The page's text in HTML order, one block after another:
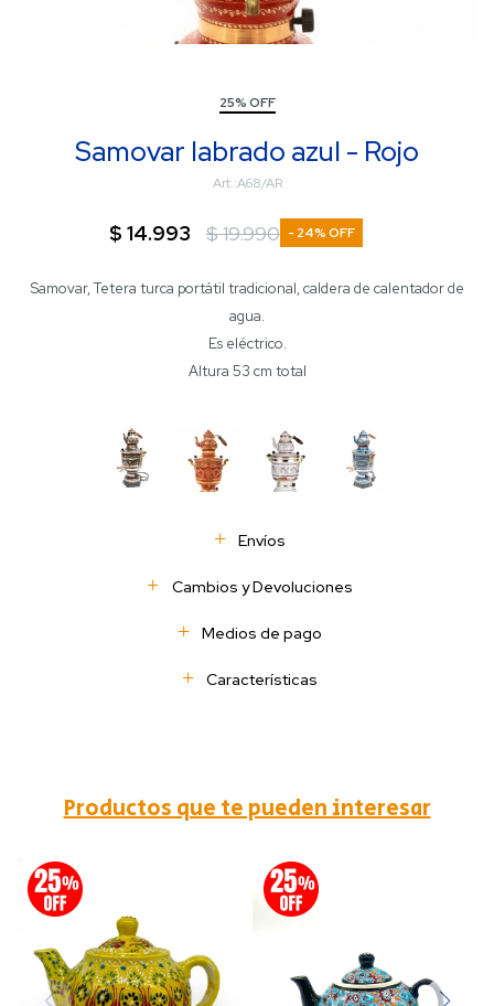
25% OFF
Samovar labrado azul - Rojo
A68/AR
$ 14.993 $19.990 24
Samovar, Tetera turca portátil tradicional, caldera de calentador de
agua.
Es eléctrico.
Altura 53 cm total
Envíos
Cambios y Devoluciones
Medios de pago
Características
Productos que te pueden interesar